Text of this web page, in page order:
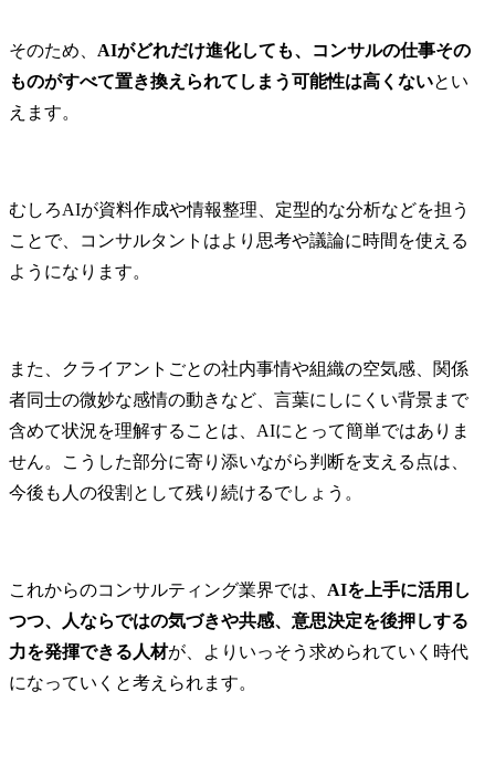
物の作成や推進を担って
いただきます。
人事制度設計
ジェクトの管理を担って
いただきます。
プロジェクト計画立案
成果物レビュー
③ 営業・提案:主に提案を
作成しプレゼンすること
をしていただきます。
経営課題ヒアリング
提案資料作成
が獲得
④メンバー育成
若手コンサルタント指導
プロジェクト内OJT
ノウハウ標準化
トアップ技
援
・先端テク
とのマッチ
ネジメント
・海外で実
最新のオー
ションに関
・既存業務
からの新規
● 役割及び
＜シニアコ
ト、コンサ
・特定の業
そのため、 AIがどれだけ進化しても、コンサルの仕事その
ものがすべて置き換えられてしまう可能性は高くないとい
えます。
むしろAIが資料作成や情報整理、定型的な分析などを担う
ことで、コンサルタントはより思考や議論に時間を使える
ようになります。
また、クライアントごとの社内事情や組織の空気感、関係
者同士の微妙な感情の動きなど、言葉にしにくい背景まで
含めて状況を理解することは、AIにとって簡単ではありま
せん。こうした部分に寄り添いながら判断を支える点は、
今後も人の役割として残り続けるでしょう。
これからのコンサルティング業界では、 AIを上手に活用し
つつ、人ならではの気づきや共感、意思決定を後押しする
力を発揮できる人材が、よりいっそう求められていく時代
になっていくと考えられます。